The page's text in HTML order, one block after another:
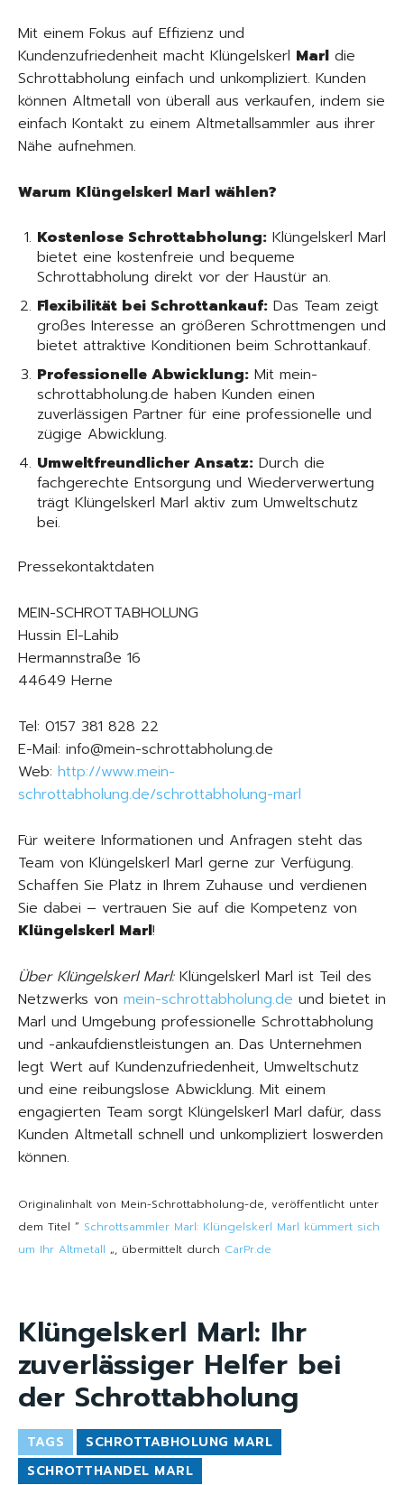
Mit einem Fokus auf Effizienz und
Kundenzufriedenheit macht Klüngelskerl Marl die
Schrottabholung einfach und unkompliziert. Kunden
können Altmetall von überall aus verkaufen, indem sie
einfach Kontakt zu einem Altmetallsammler aus ihrer
Nähe aufnehmen.
Warum Klüngelskerl Marl wählen?
Kostenlose Schrottabholung: Klüngelskerl Marl
bietet eine kostenfreie und bequeme
Schrottabholung direkt vor der Haustür an.
Flexibilität bei Schrottankauf: Das Team zeigt
großes Interesse an größeren Schrottmengen und
bietet attraktive Konditionen beim Schrottankauf.
Professionelle Abwicklung: Mit mein-
schrottabholung.de haben Kunden einen
zuverlässigen Partner für eine professionelle und
zügige Abwicklung.
Umweltfreundlicher Ansatz: Durch die
fachgerechte Entsorgung und Wiederverwertung
trägt Klüngelskerl Marl aktiv zum Umweltschutz
bei.
Pressekontaktdaten
MEIN-SCHROTTABHOLUNG
Hussin El-Lahib
Hermannstraße 16
44649 Herne
Tel: 0157 381 828 22
E-Mail: info@mein-schrottabholung.de
Web: http://www.mein-
schrottabholung.de/schrottabholung-marl
Für weitere Informationen und Anfragen steht das
Team von Klüngelskerl Marl gerne zur Verfügung.
Schaffen Sie Platz in Ihrem Zuhause und verdienen
Sie dabei – vertrauen Sie auf die Kompetenz von
Klüngelskerl Marl!
Über Klüngelskerl Marl:Klüngelskerl Marl ist Teil des
Netzwerks von mein-schrottabholung.de und bietet in
Marl und Umgebung professionelle Schrottabholung
und -ankaufdienstleistungen an. Das Unternehmen
legt Wert auf Kundenzufriedenheit, Umweltschutz
und eine reibungslose Abwicklung. Mit einem
engagierten Team sorgt Klüngelskerl Marl dafür, dass
Kunden Altmetall schnell und unkompliziert loswerden
können.
Originalinhalt von Mein-Schrottabholung-de, veröffentlicht unter
dem Titel “ Schrottsammler Marl: Klüngelskerl Marl kümmert sich
um Ihr Altmetall „, übermittelt durch CarPr.de
Klüngelskerl Marl: Ihr
zuverlässiger Helfer bei
der Schrottabholung
TAGS
SCHROTTABHOLUNG MARL
SCHROTTHANDEL MARL